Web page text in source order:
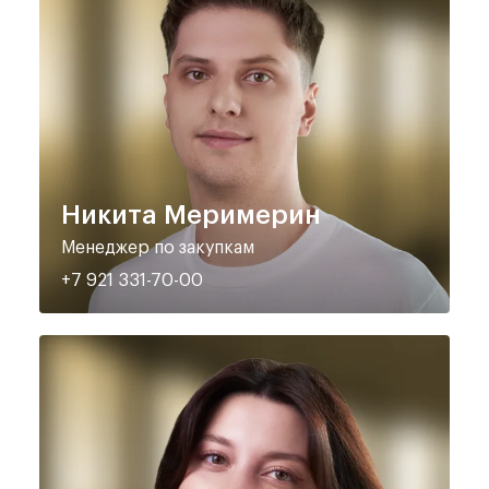
Никита Меримерин
Менеджер по закупкам
+7 921 331-70-00